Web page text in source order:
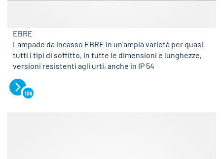
EBRE
Lampade da incasso EBRE in un'ampia varietà per quasi
tutti i tipi di soffitto, in tutte le dimensioni e lunghezze,
versioni resistenti agli urti, anche in IP 54
106